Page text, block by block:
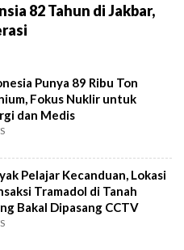
82 Tahun di Jakbar,
Punya 89 Ribu Ton
Fokus Nuklir untuk
dan Medis
Pelajar Kecanduan, Lokasi
Tramadol di Tanah
Bakal Dipasang CCTV